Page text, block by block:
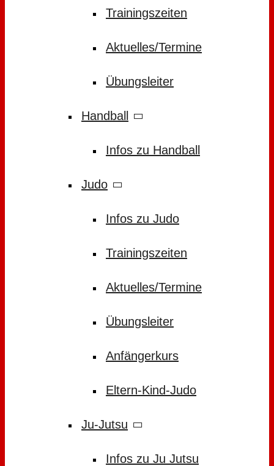
Trainingszeiten
Aktuelles/Termine
Übungsleiter
Handball
Infos zu Handball
Judo
Infos zu Judo
Trainingszeiten
Aktuelles/Termine
Übungsleiter
Anfängerkurs
Eltern-Kind-Judo
Ju-Jutsu
Infos zu Ju Jutsu